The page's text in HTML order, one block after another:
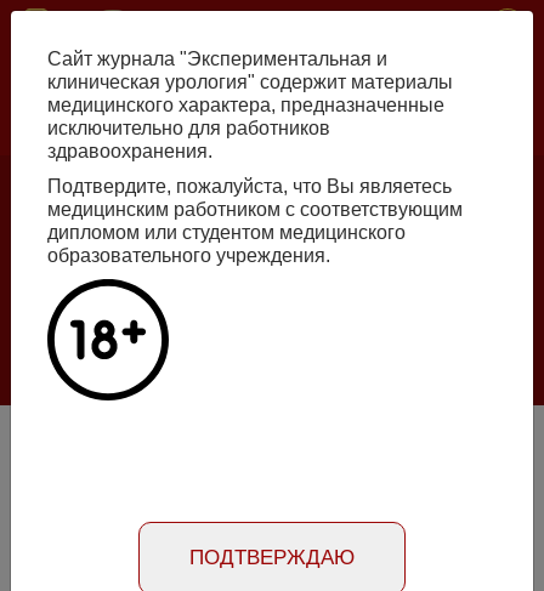
Перейти
основному
содержанию
Номер №2, 2026
Галлюцинации больших языковых моделей
в клинической урологии
стентирования мочеточника
Абстракт на русском языке
Сайт журнала "Экспериментальная и
клиническая урология" содержит материалы
медицинского характера, предназначенные
исключительно для работников
здравоохранения.
Подтвердите, пожалуйста, что Вы являетесь
медицинским работником с соответствующим
дипломом или студентом медицинского
образовательного учреждения.
ПОДТВЕРЖДАЮ